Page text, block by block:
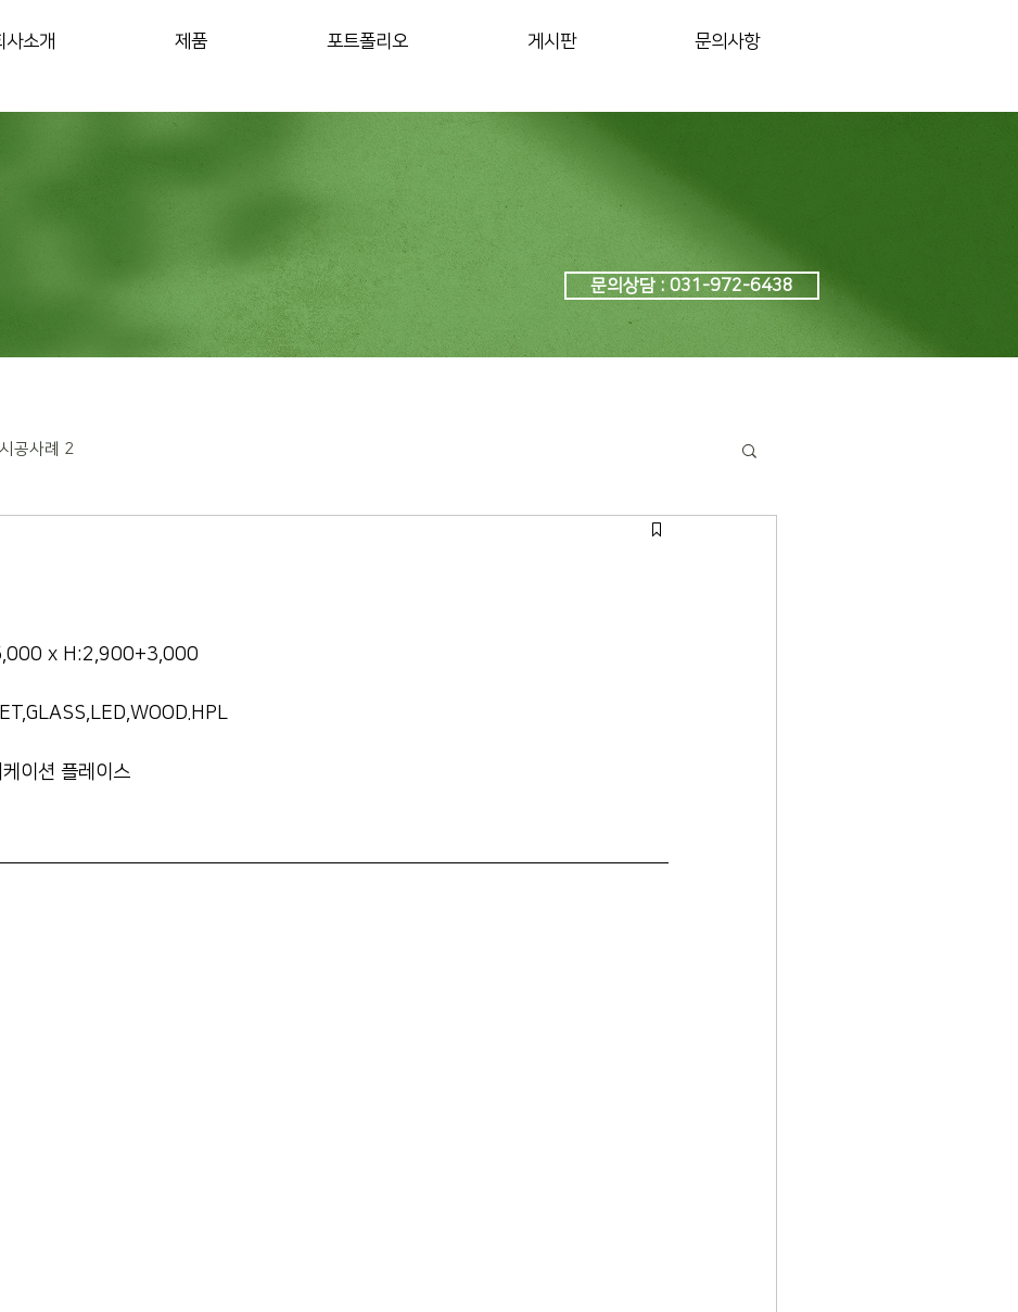
사소개 제품 포트폴리오 게시판 문의사항
문의상담 : 031-972-6438
시공사례 2
x H:2,900+3,000
이션 플레이스